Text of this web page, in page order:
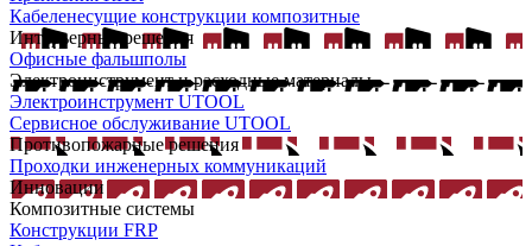
Кабеленесущие конструкции композитные
Интерьерные решения
Офисные фальшполы
Электроинструмент и расходные материалы
Электроинструмент UTOOL
Сервисное обслуживание UTOOL
Противопожарные решения
Проходки инженерных коммуникаций
Инновации
Композитные системы
Конструкции FRP